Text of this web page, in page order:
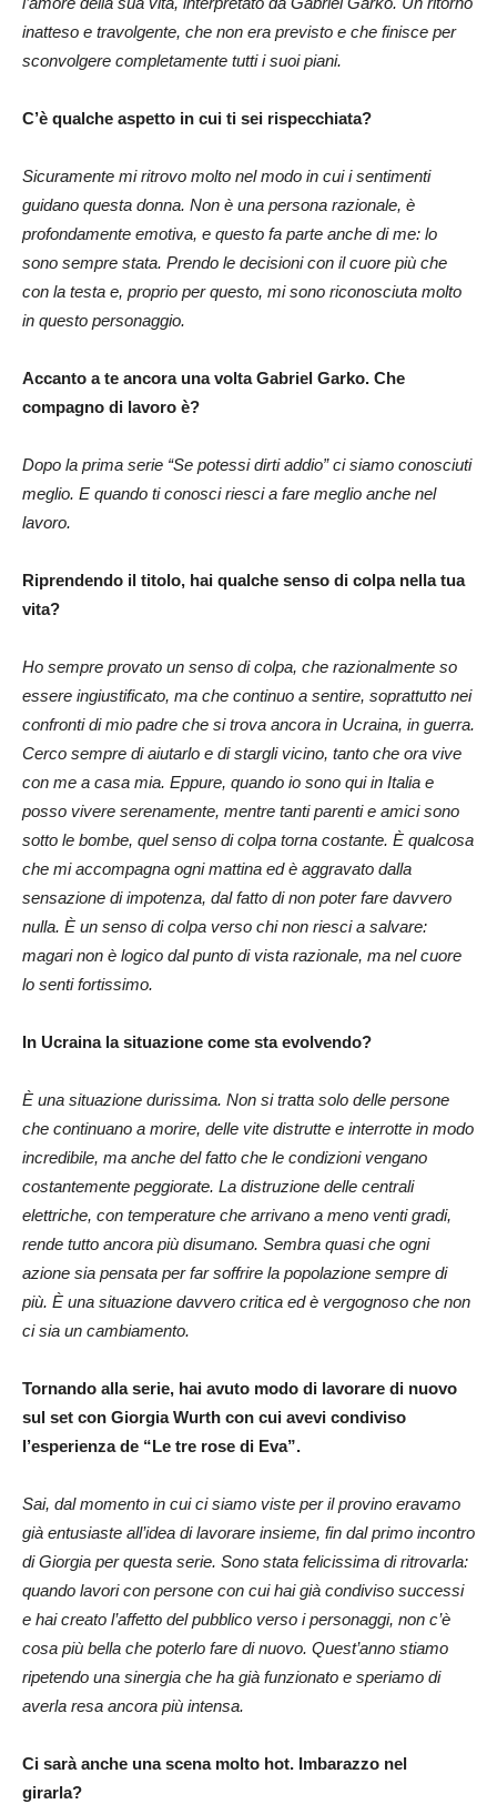
inatteso e travolgente, che non era previsto e che finisce per
sconvolgere completamente tutti i suoi piani.
C’è qualche aspetto in cui ti sei rispecchiata?
Sicuramente mi ritrovo molto nel modo in cui i sentimenti
guidano questa donna. Non è una persona razionale, è
profondamente emotiva, e questo fa parte anche di me: lo
sono sempre stata. Prendo le decisioni con il cuore più che
con la testa e, proprio per questo, mi sono riconosciuta molto
in questo personaggio.
Accanto a te ancora una volta Gabriel Garko. Che
compagno di lavoro è?
Dopo la prima serie “Se potessi dirti addio” ci siamo conosciuti
meglio. E quando ti conosci riesci a fare meglio anche nel
lavoro.
Riprendendo il titolo, hai qualche senso di colpa nella tua
vita?
Ho sempre provato un senso di colpa, che razionalmente so
essere ingiustificato, ma che continuo a sentire, soprattutto nei
confronti di mio padre che si trova ancora in Ucraina, in guerra.
Cerco sempre di aiutarlo e di stargli vicino, tanto che ora vive
con me a casa mia. Eppure, quando io sono qui in Italia e
posso vivere serenamente, mentre tanti parenti e amici sono
sotto le bombe, quel senso di colpa torna costante. È qualcosa
che mi accompagna ogni mattina ed è aggravato dalla
sensazione di impotenza, dal fatto di non poter fare davvero
nulla. È un senso di colpa verso chi non riesci a salvare:
magari non è logico dal punto di vista razionale, ma nel cuore
lo senti fortissimo.
In Ucraina la situazione come sta evolvendo?
È una situazione durissima. Non si tratta solo delle persone
che continuano a morire, delle vite distrutte e interrotte in modo
incredibile, ma anche del fatto che le condizioni vengano
costantemente peggiorate. La distruzione delle centrali
elettriche, con temperature che arrivano a meno venti gradi,
rende tutto ancora più disumano. Sembra quasi che ogni
azione sia pensata per far soffrire la popolazione sempre di
più. È una situazione davvero critica ed è vergognoso che non
ci sia un cambiamento.
Tornando alla serie, hai avuto modo di lavorare di nuovo
sul set con Giorgia Wurth con cui avevi condiviso
l’esperienza de “Le tre rose di Eva”.
Sai, dal momento in cui ci siamo viste per il provino eravamo
già entusiaste all’idea di lavorare insieme, fin dal primo incontro
di Giorgia per questa serie. Sono stata felicissima di ritrovarla:
quando lavori con persone con cui hai già condiviso successi
e hai creato l’affetto del pubblico verso i personaggi, non c’è
cosa più bella che poterlo fare di nuovo. Quest’anno stiamo
ripetendo una sinergia che ha già funzionato e speriamo di
averla resa ancora più intensa.
Ci sarà anche una scena molto hot. Imbarazzo nel
girarla?